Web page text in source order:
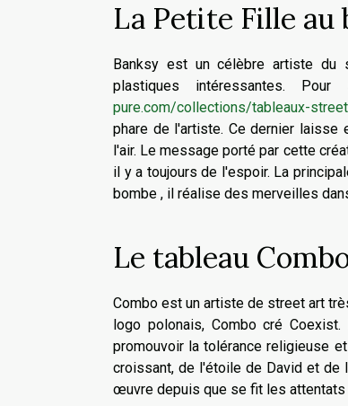
La Petite Fille au
Banksy est un célèbre artiste du
plastiques intéressantes.
pure.com/collections/tableaux-
phare de l'artiste. Ce dernier
l'air. Le message porté par cette
il y a toujours de l'espoir. La
bombe , il réalise des merveilles
Le tableau
Combo est un artiste de street art
logo polonais, Combo cré
promouvoir la tolérance religieuse
croissant, de l'étoile de David et de
œuvre depuis que se fit les attentats